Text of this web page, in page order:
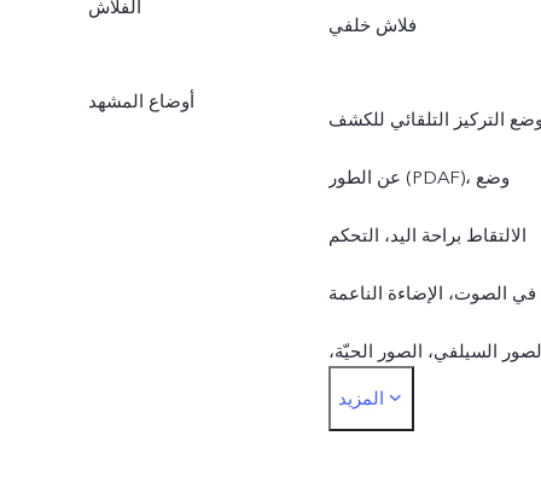
الفلاش
فلاش خلفي
أوضاع المشهد
التركيز التلقائي للكشف
عن الطور (PDAF)، وضع
الالتقاط براحة اليد، التحكم
في الصوت، الإضاءة الناعمة
لصور السيلفي، الصور الحيّة،
وضع التصوير بالمدى
المزيد